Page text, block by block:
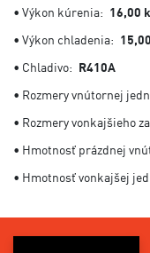
• Výkon kúrenia: 16,00
• Výkon chladenia:
• Chladivo: R410A
• Rozmery vnútornej
• Rozmery vonkajšieho
• Hmotnosť prázdnej
• Hmotnosť vonkajšej